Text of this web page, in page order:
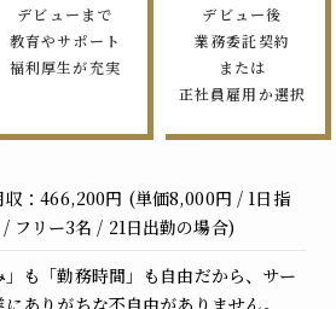
デビューまで
教育やサポート
福利厚生が充実
デビュー後
業務委託契約
または
正社員雇用か選択
収：466,200円 (単価8,000円 / 1日指
フリー3名 / 21日出勤の場合)
」も「勤務時間」も自由だから、サー
にありがちな不自由がありません。